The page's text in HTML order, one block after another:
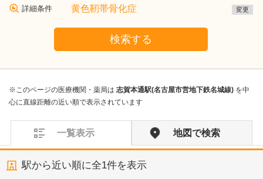
詳細条件 黄色靭帯骨化症 変更
検索する
※このページの医療機関・薬局は 志賀本通駅(名古屋市営地下鉄名城線) を中
心に直線距離の近い順で表示されています
一覧表示 地図で検索
駅から近い順に全1件を表示